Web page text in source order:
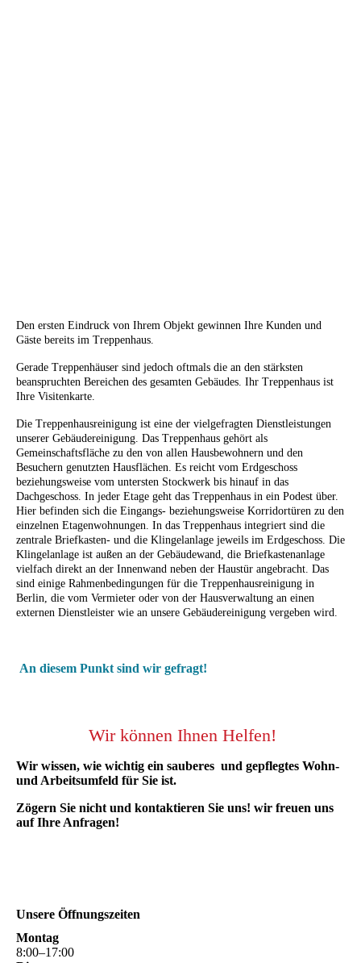
Den ersten Eindruck von Ihrem Objekt gewinnen Ihre Kunden und
Gäste bereits im Treppenhaus.
Gerade Treppenhäuser sind jedoch oftmals die an den stärksten
beanspruchten Bereichen des gesamten Gebäudes. Ihr Treppenhaus ist
Ihre Visitenkarte.
Die Treppenhausreinigung ist eine der vielgefragten Dienstleistungen
unserer Gebäudereinigung. Das Treppenhaus gehört als
Gemeinschaftsfläche zu den von allen Hausbewohnern und den
Besuchern genutzten Hausflächen. Es reicht vom Erdgeschoss
beziehungsweise vom untersten Stockwerk bis hinauf in das
Dachgeschoss. In jeder Etage geht das Treppenhaus in ein Podest über.
Hier befinden sich die Eingangs- beziehungsweise Korridortüren zu den
einzelnen Etagenwohnungen. In das Treppenhaus integriert sind die
zentrale Briefkasten- und die Klingelanlage jeweils im Erdgeschoss. Die
Klingelanlage ist außen an der Gebäudewand, die Briefkastenanlage
vielfach direkt an der Innenwand neben der Haustür angebracht. Das
sind einige Rahmenbedingungen für die Treppenhausreinigung in
Berlin, die vom Vermieter oder von der Hausverwaltung an einen
externen Dienstleister wie an unsere Gebäudereinigung vergeben wird.
An diesem Punkt sind wir gefragt!
Wir können Ihnen Helfen!
Wir wissen, wie wichtig ein sauberes und gepflegtes Wohn-
und Arbeitsumfeld für Sie ist.
Zögern Sie nicht und kontaktieren Sie uns! wir freuen uns
auf Ihre Anfragen!
Unsere Öffnungszeiten
Montag
8:00–17:00